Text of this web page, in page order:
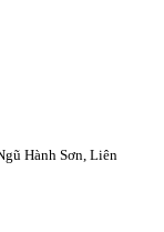
Hành Sơn, Liên